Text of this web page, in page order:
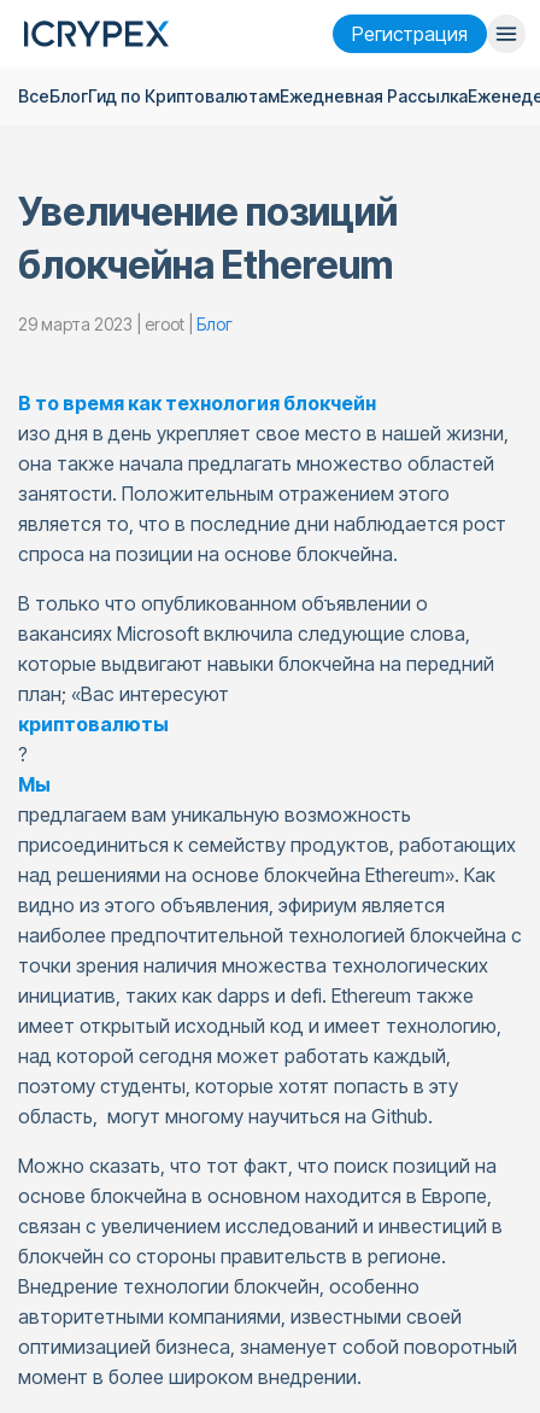
Pегистрация
Войти Pегистрация
Компания
Исследовать
Помощь
Русский
Тема
ВсеБлогГид по КриптовалютамЕжедневная Pассылка
Увеличение позиций
блокчейна Ethereum
29 марта 2023 | eroot | Блог
В то время как технология блокчейн
изо дня в день укрепляет свое место в нашей жизни,
она также начала предлагать множество областей
занятости. Положительным отражением этого
является то, что в последние дни наблюдается рост
спроса на позиции на основе блокчейна.
В только что опубликованном объявлении о
вакансиях Microsoft включила следующие слова,
которые выдвигают навыки блокчейна на передний
план; «Вас интересуют
криптовалюты
?
Мы
предлагаем вам уникальную возможность
присоединиться к семейству продуктов, работающих
над решениями на основе блокчейна Ethereum». Как
видно из этого объявления, эфириум является
наиболее предпочтительной технологией блокчейна с
точки зрения наличия множества технологических
инициатив, таких как dapps и defi. Ethereum также
имеет открытый исходный код и имеет технологию,
над которой сегодня может работать каждый,
поэтому студенты, которые хотят попасть в эту
область, могут многому научиться на Github.
Можно сказать, что тот факт, что поиск позиций на
основе блокчейна в основном находится в Европе,
связан с увеличением исследований и инвестиций в
блокчейн со стороны правительств в регионе.
Внедрение технологии блокчейн, особенно
авторитетными компаниями, известными своей
оптимизацией бизнеса, знаменует собой поворотный
момент в более широком внедрении.